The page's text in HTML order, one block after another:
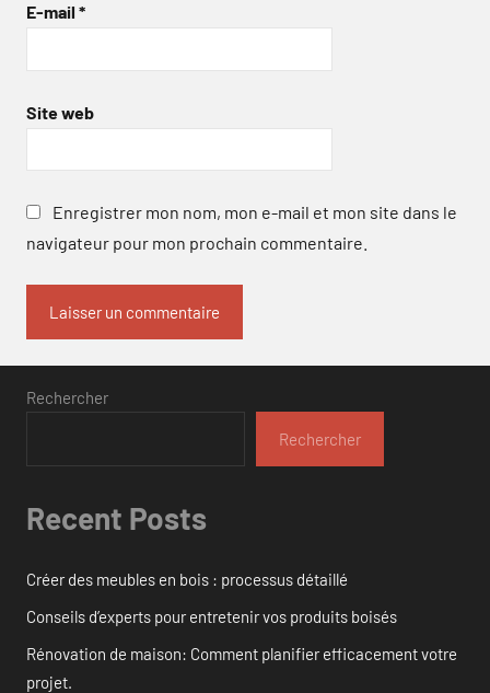
E-mail *
Site web
Enregistrer mon nom, mon e-mail et mon site dans le
navigateur pour mon prochain commentaire.
Rechercher
Rechercher
Recent Posts
Créer des meubles en bois : processus détaillé
Conseils d’experts pour entretenir vos produits boisés
Rénovation de maison: Comment planifier efficacement votre
projet.